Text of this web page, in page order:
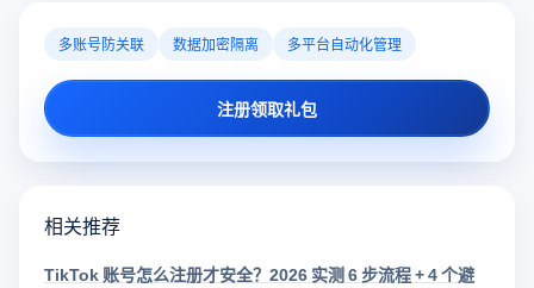
多账号防关联 数据加密隔离 多平台自动化管理
注册领取礼包
相关推荐
TikTok 账号怎么注册才安全？2026 实测 6 步流程 + 4 个避